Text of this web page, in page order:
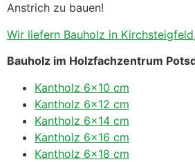
Anstrich zu bauen!
Wir liefern Bauholz in
Bauholz im Holzfachzentrum
Kantholz 6×10 cm
Kantholz 6×12 cm
Kantholz 6×14 cm
Kantholz 6×16 cm
Kantholz 6×18 cm